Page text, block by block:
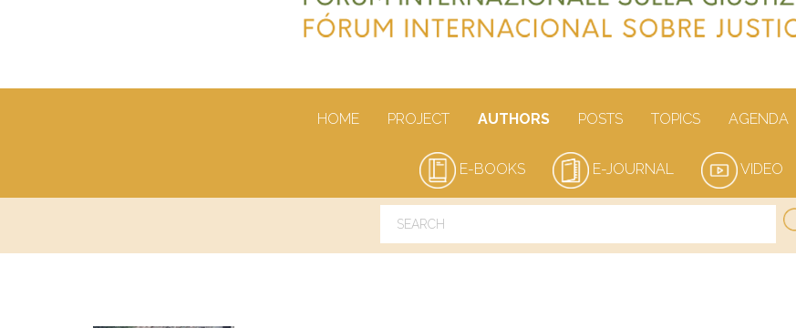
HOME PROJECT AUTHORS POSTS TOPICS AGENDA
E-BOOKS E-JOURNAL VIDEO